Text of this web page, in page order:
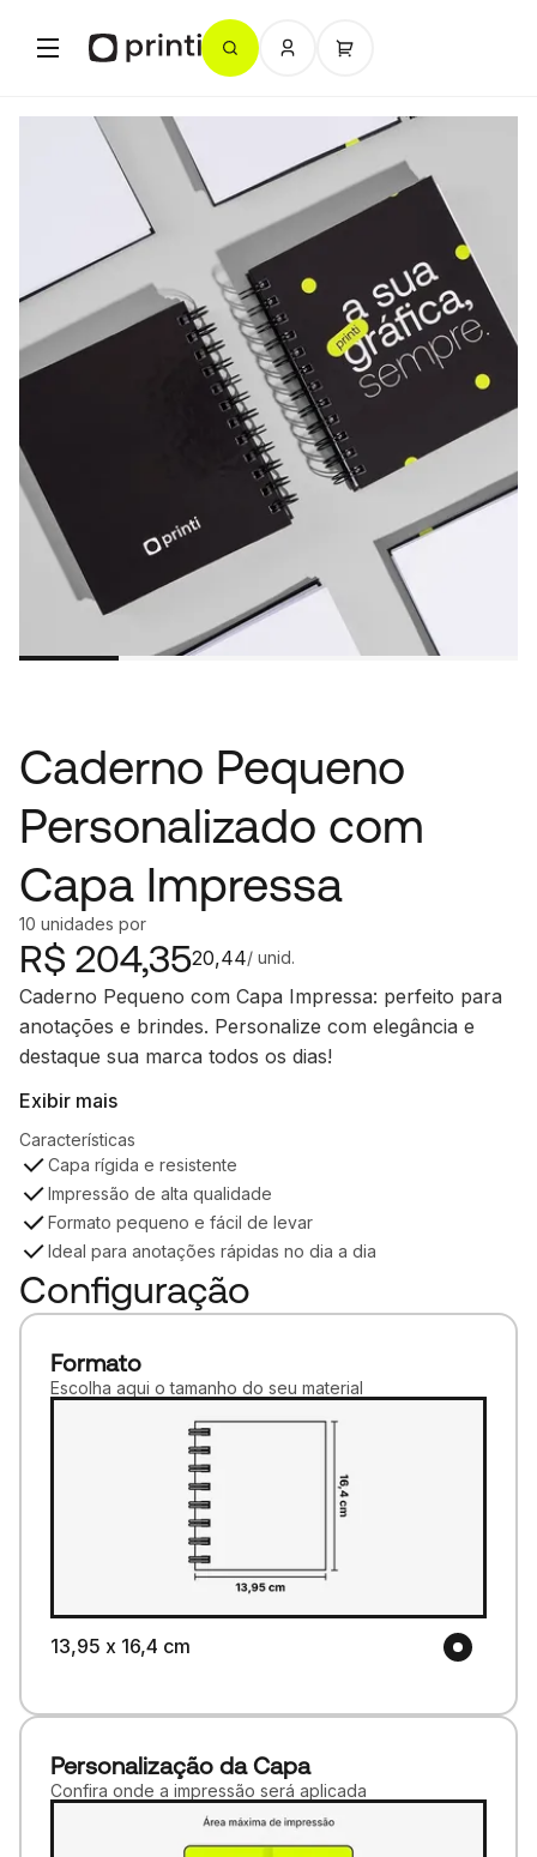
Caderno Pequeno
Personalizado com
Capa Impressa
10 unidades por
R$ 204,35 / unid.
20,44
Caderno Pequeno com Capa Impressa: perfeito para
anotações e brindes. Personalize com elegância e
destaque sua marca todos os dias!
Exibir mais
Características
Capa rígida e resistente
Impressão de alta qualidade
Formato pequeno e fácil de levar
Ideal para anotações rápidas no dia a dia
Configuração
Formato
Escolha aqui o tamanho do seu material
13,95 x 16,4 cm
Personalização da Capa
Confira onde a impressão será aplicada